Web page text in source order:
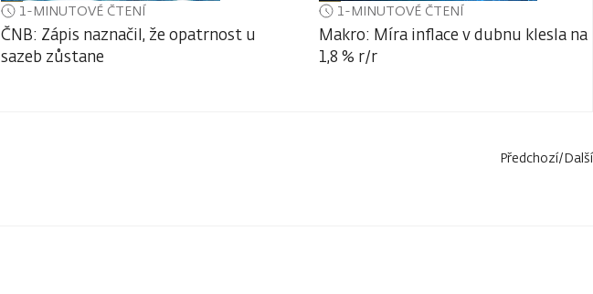
1-MINUTOVÉ ČTENÍ
ČNB: Zápis naznačil, že opatrnost u
sazeb zůstane
1-MINUTOVÉ ČTENÍ
Makro: Míra inflace v dubnu klesla na
1,8 % r/r
Předchozí/Další